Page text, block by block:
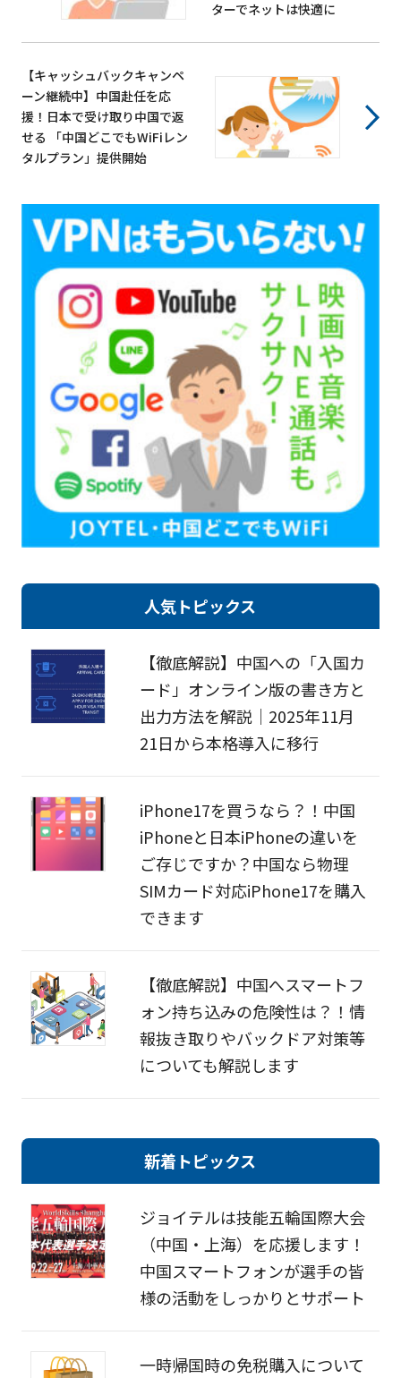
ターでネットは快適に
【キャッシュバックキャンペ
ーン継続中】中国赴任を応
援！日本で受け取り中国で返
せる 「中国どこでもWiFiレン
タルプラン」提供開始
人気トピックス
【徹底解説】中国への「入国カ
ード」オンライン版の書き方と
出力方法を解説｜2025年11月
21日から本格導入に移行
iPhone17を買うなら？！中国
iPhoneと日本iPhoneの違いを
ご存じですか？中国なら物理
SIMカード対応iPhone17を購入
できます
【徹底解説】中国へスマートフ
ォン持ち込みの危険性は？！情
報抜き取りやバックドア対策等
についても解説します
新着トピックス
ジョイテルは技能五輪国際大会
（中国・上海）を応援します！
中国スマートフォンが選手の皆
様の活動をしっかりとサポート
一時帰国時の免税購入について